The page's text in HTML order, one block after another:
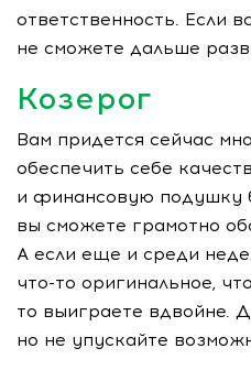
ответственность. Если
не сможете дальше
Козерог
Вам придется сейчас
обеспечить себе
и финансовую подушку
вы сможете грамотно
А если еще и среди
что-то оригинальное,
то выиграете вдвойне.
но не упускайте